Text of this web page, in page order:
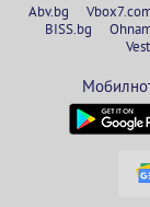
Abv.bg
BISS.bg